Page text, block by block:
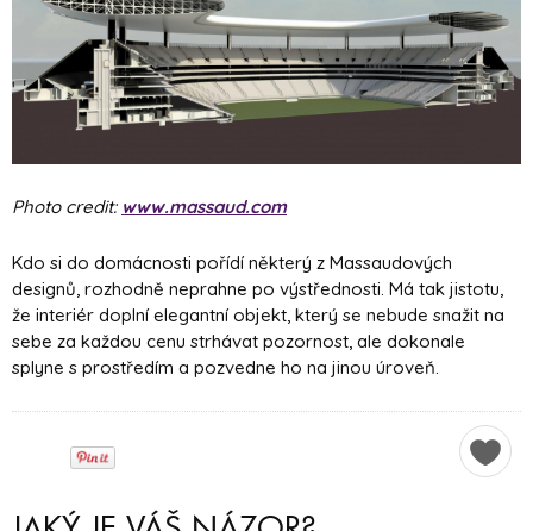
Photo credit: www.massaud.com
Kdo si do domácnosti pořídí některý z Massaudových
designů, rozhodně neprahne po výstřednosti. Má tak jistotu,
že interiér doplní elegantní objekt, který se nebude snažit na
sebe za každou cenu strhávat pozornost, ale dokonale
splyne s prostředím a pozvedne ho na jinou úroveň.